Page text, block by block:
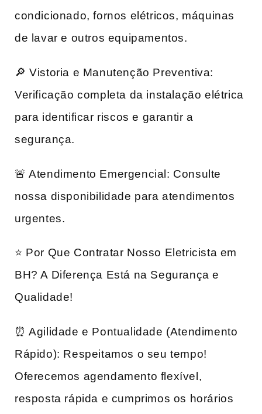
condicionado, fornos elétricos, máquinas
de lavar e outros equipamentos.
🔎 Vistoria e Manutenção Preventiva:
Verificação completa da instalação elétrica
para identificar riscos e garantir a
segurança.
🚨 Atendimento Emergencial: Consulte
nossa disponibilidade para atendimentos
urgentes.
⭐ Por Que Contratar Nosso Eletricista em
BH? A Diferença Está na Segurança e
Qualidade!
⏰ Agilidade e Pontualidade (Atendimento
Rápido): Respeitamos o seu tempo!
Oferecemos agendamento flexível,
resposta rápida e cumprimos os horários